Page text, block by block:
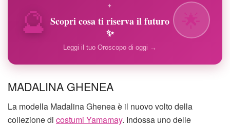
🔮 ✦
Scopri cosa ti riserva il futuro
✨
Leggi il tuo Oroscopo di oggi →
MADALINA GHENEA
La modella Madalina Ghenea è il nuovo volto della
collezione di costumi Yamamay. Indossa uno delle